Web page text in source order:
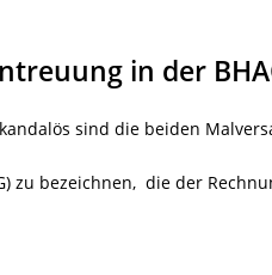
in der
sind die beiden
zu bezeichnen, die der